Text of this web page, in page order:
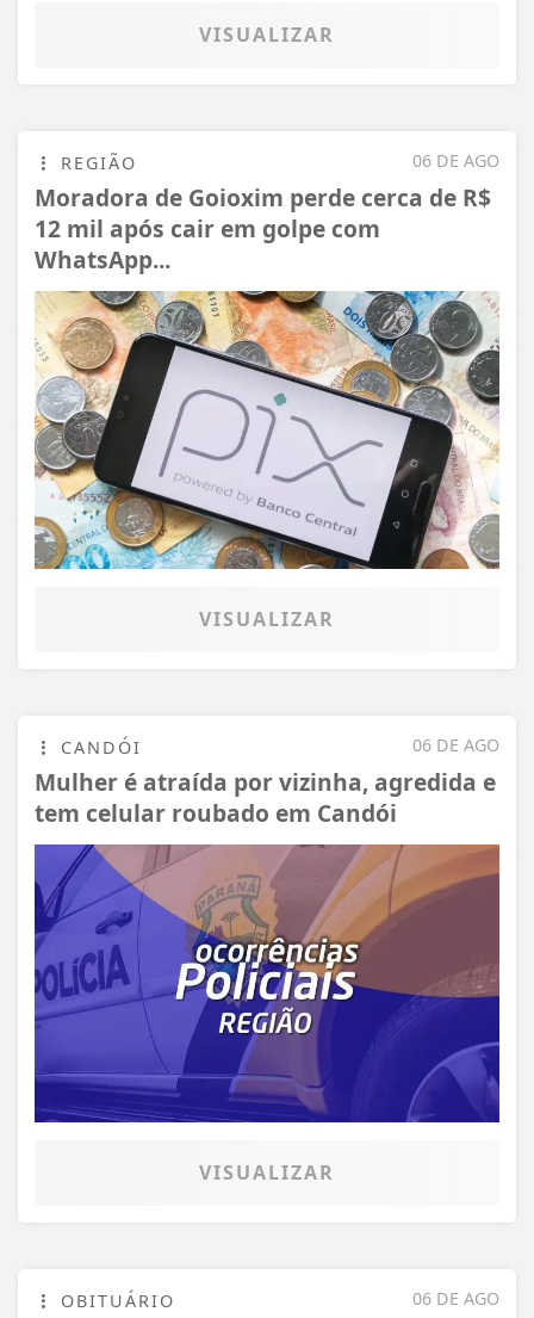
VISUALIZAR
06 DE AGO
REGIÃO
Moradora de Goioxim perde cerca de R$
12 mil após cair em golpe com
WhatsApp...
VISUALIZAR
06 DE AGO
CANDÓI
Mulher é atraída por vizinha, agredida e
tem celular roubado em Candói
VISUALIZAR
06 DE AGO
OBITUÁRIO